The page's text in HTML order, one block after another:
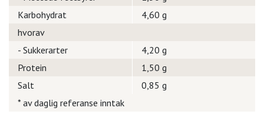
Karbohydrat
4,60 g
hvorav
- Sukkerarter
4,20 g
Protein
1,50 g
Salt
0,85 g
* av daglig referanse inntak